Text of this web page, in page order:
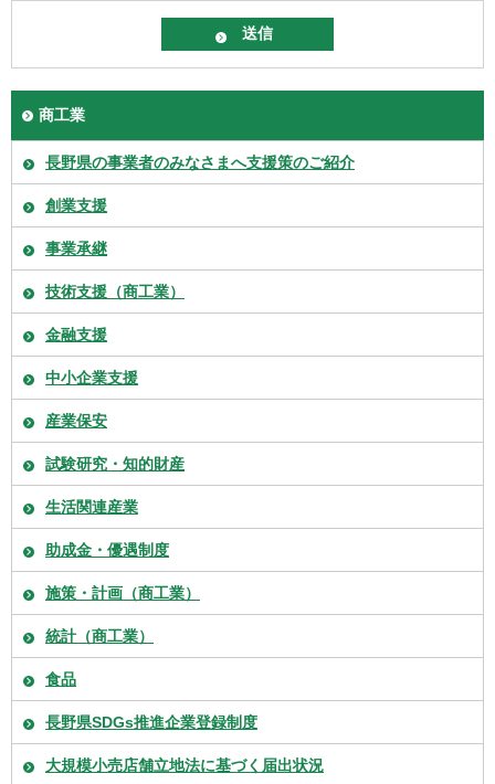
商工業
長野県の事業者のみなさまへ支援策のご紹介
創業支援
事業承継
技術支援（商工業）
金融支援
中小企業支援
産業保安
試験研究・知的財産
生活関連産業
助成金・優遇制度
施策・計画（商工業）
統計（商工業）
食品
長野県SDGs推進企業登録制度
大規模小売店舗立地法に基づく届出状況